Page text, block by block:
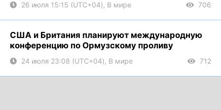
26 июля 15:15 (UTC+04), В мире 706
США и Британия планируют международную
конференцию по Ормузскому проливу
24 июля 23:08 (UTC+04), В мире 712